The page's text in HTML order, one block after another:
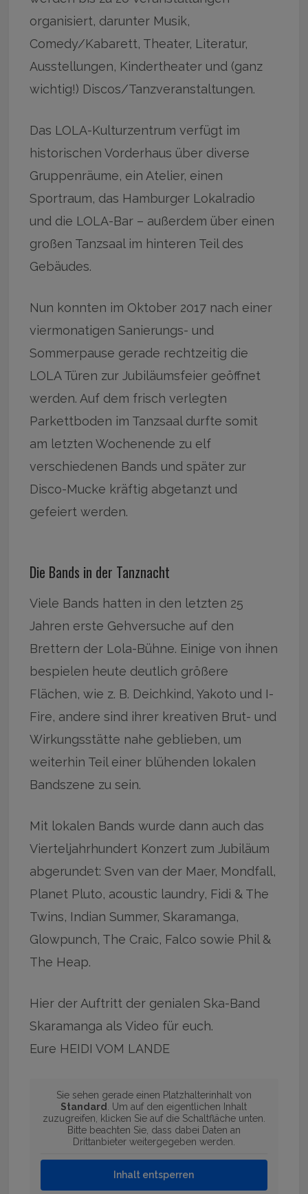
organisiert, darunter Musik,
Comedy/Kabarett, Theater, Literatur,
Ausstellungen, Kindertheater und (ganz
wichtig!) Discos/Tanzveranstaltungen.
Das LOLA-Kulturzentrum verfügt im
historischen Vorderhaus über diverse
Gruppenräume, ein Atelier, einen
Sportraum, das Hamburger Lokalradio
und die LOLA-Bar – außerdem über einen
großen Tanzsaal im hinteren Teil des
Gebäudes.
Nun konnten im Oktober 2017 nach einer
viermonatigen Sanierungs- und
Sommerpause gerade rechtzeitig die
LOLA Türen zur Jubiläumsfeier geöffnet
werden. Auf dem frisch verlegten
Parkettboden im Tanzsaal durfte somit
am letzten Wochenende zu elf
verschiedenen Bands und später zur
Disco-Mucke kräftig abgetanzt und
gefeiert werden.
Die Bands in der Tanznacht
Viele Bands hatten in den letzten 25
Jahren erste Gehversuche auf den
Brettern der Lola-Bühne. Einige von ihnen
bespielen heute deutlich größere
Flächen, wie z. B. Deichkind, Yakoto und I-
Fire, andere sind ihrer kreativen Brut- und
Wirkungsstätte nahe geblieben, um
weiterhin Teil einer blühenden lokalen
Bandszene zu sein.
Mit lokalen Bands wurde dann auch das
Vierteljahrhundert Konzert zum Jubiläum
abgerundet: Sven van der Maer, Mondfall,
Planet Pluto, acoustic laundry, Fidi & The
Twins, Indian Summer, Skaramanga,
Glowpunch, The Craic, Falco sowie Phil &
The Heap.
Hier der Auftritt der genialen Ska-Band
Skaramanga als Video für euch.
Eure HEIDI VOM LANDE
Sie sehen gerade einen Platzhalterinhalt von
Standard. Um auf den eigentlichen Inhalt
zuzugreifen, klicken Sie auf die Schaltfläche unten.
Bitte beachten Sie, dass dabei Daten an
Drittanbieter weitergegeben werden.
Inhalt entsperren